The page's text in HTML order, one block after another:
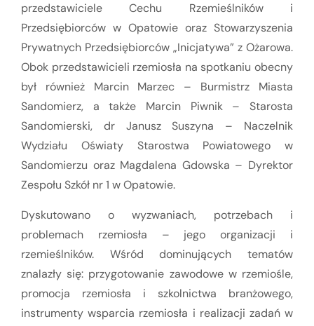
przedstawiciele Cechu Rzemieślników i
Przedsiębiorców w Opatowie oraz Stowarzyszenia
Prywatnych Przedsiębiorców „Inicjatywa” z Ożarowa.
Obok przedstawicieli rzemiosła na spotkaniu obecny
był również Marcin Marzec – Burmistrz Miasta
Sandomierz, a także Marcin Piwnik – Starosta
Sandomierski, dr Janusz Suszyna – Naczelnik
Wydziału Oświaty Starostwa Powiatowego w
Sandomierzu oraz Magdalena Gdowska – Dyrektor
Zespołu Szkół nr 1 w Opatowie.
Dyskutowano o wyzwaniach, potrzebach i
problemach rzemiosła – jego organizacji i
rzemieślników. Wśród dominujących tematów
znalazły się: przygotowanie zawodowe w rzemiośle,
promocja rzemiosła i szkolnictwa branżowego,
instrumenty wsparcia rzemiosła i realizacji zadań w